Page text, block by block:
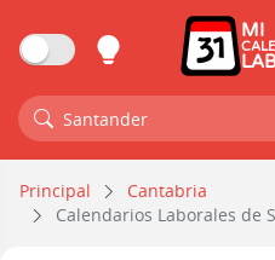
MI
Santander
Principal
Cantabria
Calendarios Laborales de